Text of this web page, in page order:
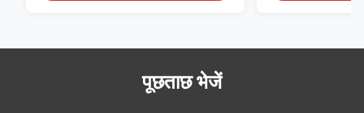
पूछताछ भेजें